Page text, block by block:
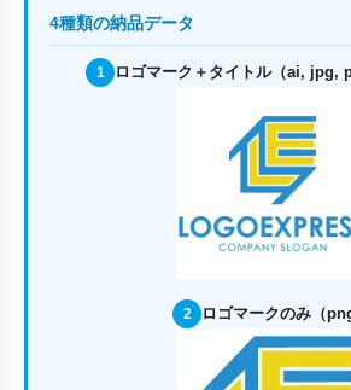
4種類の納品データ
1 ロゴマーク＋タイトル（ai, jpg,
2 ロゴマークのみ（png